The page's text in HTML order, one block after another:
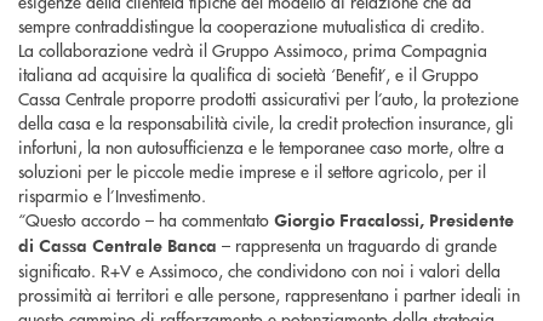
sempre contraddistingue la cooperazione mutualistica di credito.
La collaborazione vedrà il Gruppo Assimoco, prima Compagnia
italiana ad acquisire la qualifica di società ‘Benefit’, e il Gruppo
Cassa Centrale proporre prodotti assicurativi per l’auto, la protezione
della casa e la responsabilità civile, la credit protection insurance, gli
infortuni, la non autosufficienza e le temporanee caso morte, oltre a
soluzioni per le piccole medie imprese e il settore agricolo, per il
risparmio e l’Investimento.
“Questo accordo – ha commentato Giorgio Fracalossi, Presidente
di Cassa Centrale Banca – rappresenta un traguardo di grande
significato. R+V e Assimoco, che condividono con noi i valori della
prossimità ai territori e alle persone, rappresentano i partner ideali in